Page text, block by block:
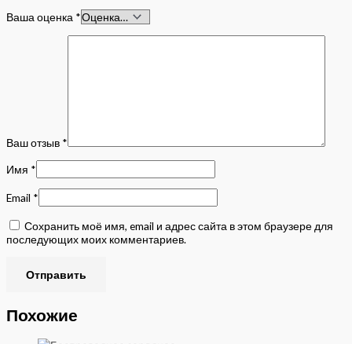
Ваша оценка *
Ваш отзыв *
Имя *
Email *
Сохранить моё имя, email и адрес сайта в этом браузере для
последующих моих комментариев.
Похожие